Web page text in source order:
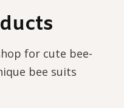
for cute bee-
bee suits